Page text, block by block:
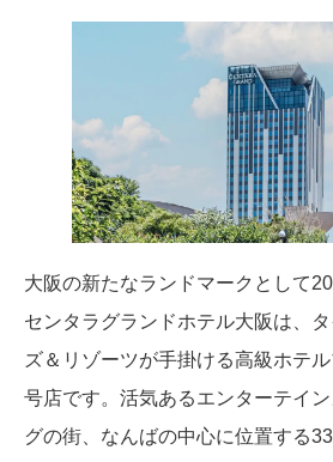
大阪の新たなランドマークとして
センタラグランドホテル大阪は、
ズ＆リゾーツが手掛ける高級ホテ
号店です。活気あるエンターテイ
グの街、なんばの中心に位置する